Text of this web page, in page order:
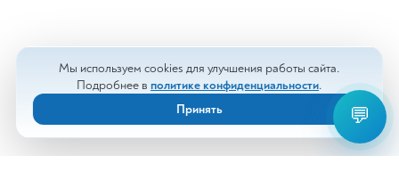
Мы используем cookies для улучшения работы сайта.
Подробнее в политике конфиденциальности.
Принять
💬